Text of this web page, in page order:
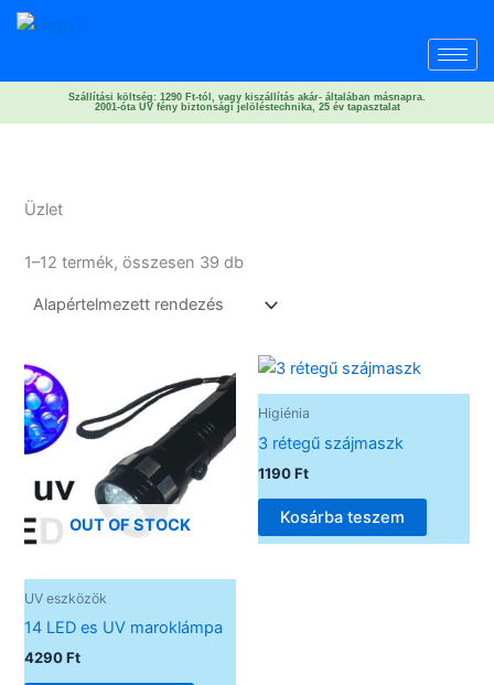
Skip
Szállítási költség: 1290 Ft-tól, vagy kiszállítás akár- általában másnapra.
2001-óta UV fény biztonsági jelöléstechnika, 25 év tapasztalat
Üzlet
1–12 termék, összesen 39 db
OUT OF STOCK
UV eszközök
14 LED es UV maroklámpa
4290Ft
Higiénia
3 rétegű szájmaszk
1190Ft
Kosárba teszem